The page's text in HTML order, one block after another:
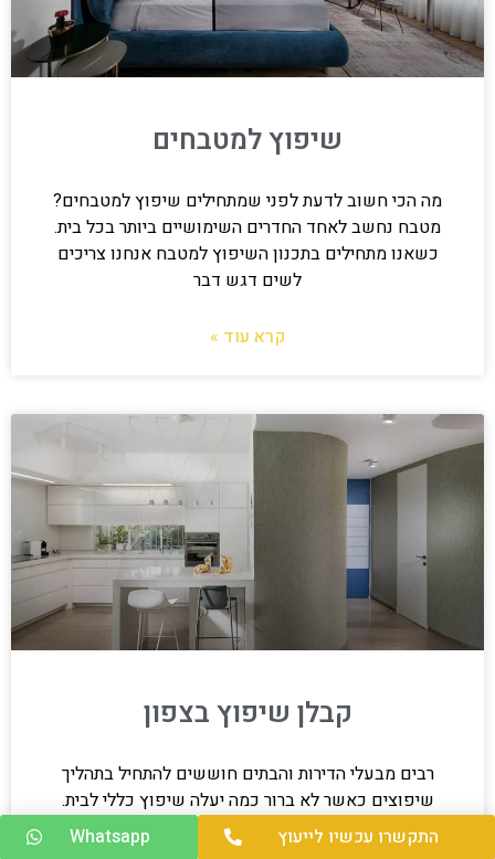
שיפוץ למטבחים
מה הכי חשוב לדעת לפני שמתחילים שיפוץ למטבחים?
מטבח נחשב לאחד החדרים השימושיים ביותר בכל בית.
כשאנו מתחילים בתכנון השיפוץ למטבח אנחנו צריכים
לשים דגש דבר
קרא עוד »
קבלן שיפוץ בצפון
רבים מבעלי הדירות והבתים חוששים להתחיל בתהליך
שיפוצים כאשר לא ברור כמה יעלה שיפוץ כללי לבית.
החשש הוא אכן מוצדק מכיוון שברגע שמתחילים לשפץ
התקשרו עכשיו לייעוץ Whatsapp